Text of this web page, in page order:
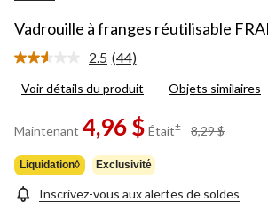
Vadrouille à franges réutilisable
2.5 Lire
44
Lien
vers
même
page.
(44)
Voir détails du produit Objets similaires
Maintenant 4,96 $ Était± 8,29 $
Liquidation◊ Exclusivité
Inscrivez-vous aux alertes de soldes